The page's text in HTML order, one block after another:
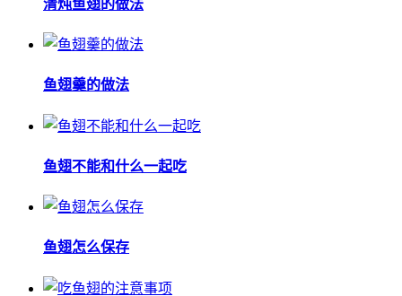
清炖鱼翅的做法
鱼翅羹的做法
鱼翅不能和什么一起吃
鱼翅怎么保存